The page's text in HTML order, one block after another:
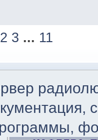
2 3 ... 11